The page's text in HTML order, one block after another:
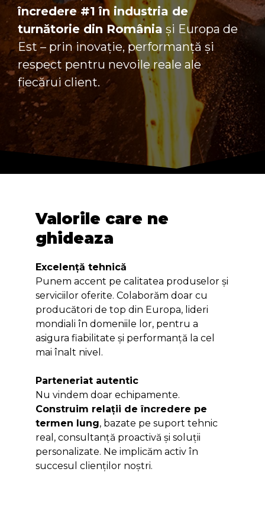
încredere #1 în industria de
turnătorie din România și Europa de
Est – prin inovație, performanță și
respect pentru nevoile reale ale
fiecărui client.
Valorile care ne
ghideaza
Excelență tehnică
Punem accent pe calitatea produselor și
serviciilor oferite. Colaborăm doar cu
producători de top din Europa, lideri
mondiali în domeniile lor, pentru a
asigura fiabilitate și performanță la cel
mai înalt nivel.
Parteneriat autentic
Nu vindem doar echipamente.
Construim relații de încredere pe
termen lung, bazate pe suport tehnic
real, consultanță proactivă și soluții
personalizate. Ne implicăm activ în
succesul clienților noștri.